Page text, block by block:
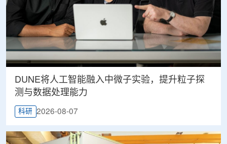
DUNE将人工智能融入中微子实验，提升粒子探
测与数据处理能力
科研 2026-08-07